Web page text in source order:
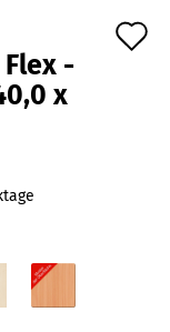
-
x